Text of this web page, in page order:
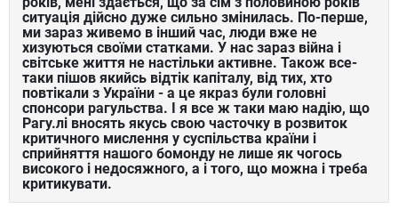
ситуація дійсно дуже сильно змінилась. По-перше,
ми зараз живемо в інший час, люди вже не
хизуються своїми статками. У нас зараз війна і
світське життя не настільки активне. Також все-
таки пішов якийсь відтік капіталу, від тих, хто
повтікали з України - а це якраз були головні
спонсори рагульства. І я все ж таки маю надію, що
Рагу.лі вносять якусь свою часточку в розвиток
критичного мислення у суспільства країни і
сприйняття нашого бомонду не лише як чогось
високого і недосяжного, а і того, що можна і треба
критикувати.